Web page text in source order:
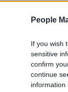
People
If you wish
sensitive
confirm
continue
information
arresto
e della
sulla